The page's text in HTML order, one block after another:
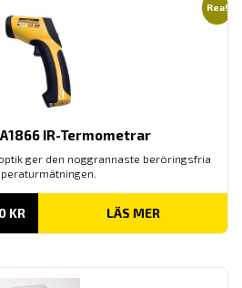
Rea!
IR-Termometrar
ger den noggrannaste beröringsfria
KRPRISINTERVALL:
TILL
LÄS MER